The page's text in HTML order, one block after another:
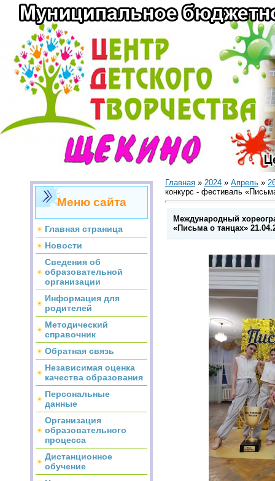
Меню сайта
Главная страница
Новости
Сведения об
образовательной
организации
Информация для
родителей
Методический
справочник
Обратная связь
Независимая оценка
качества образования
Персональные
данные
Организация
образовательного
процесса
Дистанционное
обучение
Главная » 2024 » Апрель »
конкурс - фестиваль
Международный
«Письма о танцах»